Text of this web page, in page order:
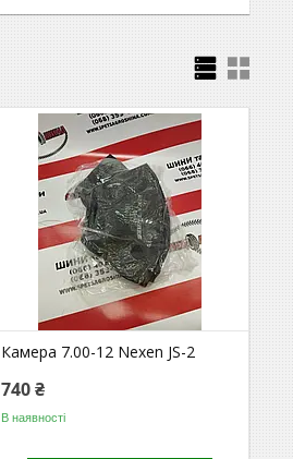
Камера 7.00-12 Nexen JS-2
740 ₴
В наявності